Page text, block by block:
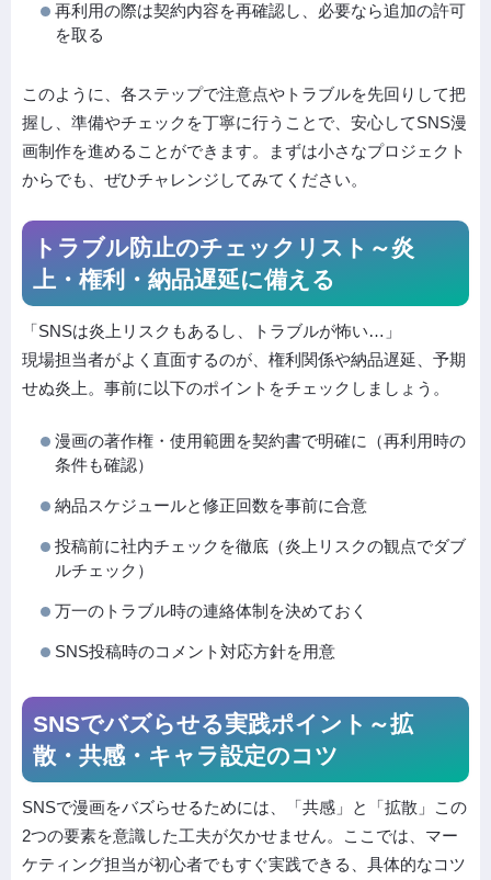
再利用の際は契約内容を再確認し、必要なら追加の許可
を取る
このように、各ステップで注意点やトラブルを先回りして把
握し、準備やチェックを丁寧に行うことで、安心してSNS漫
画制作を進めることができます。まずは小さなプロジェクト
からでも、ぜひチャレンジしてみてください。
トラブル防止のチェックリスト～炎
上・権利・納品遅延に備える
「SNSは炎上リスクもあるし、トラブルが怖い…」
現場担当者がよく直面するのが、権利関係や納品遅延、予期
せぬ炎上。事前に以下のポイントをチェックしましょう。
漫画の著作権・使用範囲を契約書で明確に（再利用時の
条件も確認）
納品スケジュールと修正回数を事前に合意
投稿前に社内チェックを徹底（炎上リスクの観点でダブ
ルチェック）
万一のトラブル時の連絡体制を決めておく
SNS投稿時のコメント対応方針を用意
SNSでバズらせる実践ポイント～拡
散・共感・キャラ設定のコツ
SNSで漫画をバズらせるためには、「共感」と「拡散」この
2つの要素を意識した工夫が欠かせません。ここでは、マー
ケティング担当が初心者でもすぐ実践できる、具体的なコツ